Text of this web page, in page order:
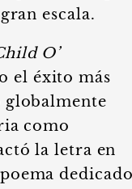
escala.
O’
el éxito más
como
la letra en